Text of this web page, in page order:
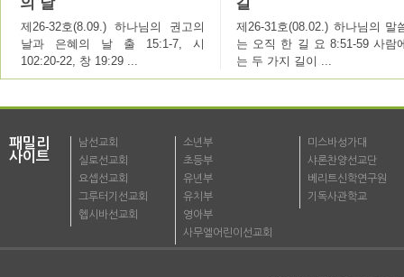
의 날
제26-32호(8.09.) 하나님의 권고의
날과 은혜의 날 출 15:1-7, 시
102:20-22, 창 19:29 ...
길
제26-31호(08.02.) 하나님의 말
는 오직 한 길 요 8:51-59 사람
는 두 가지 길이 ...
패밀리
사이트
남선교회
실로선교회
요셉선교회
그루터기선교회
헵시바선교회
소년부
초등부
유년부
유치부
영아부
사무엘어린이선교회
미스바성가대
샤론찬양선교단
베리트신학연구원
기독사관학교